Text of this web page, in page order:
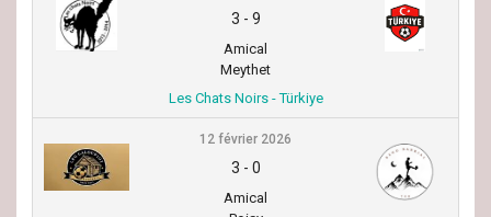
3 - 9
Amical
Meythet
Les Chats Noirs - Türkiye
12 février 2026
3 - 0
Amical